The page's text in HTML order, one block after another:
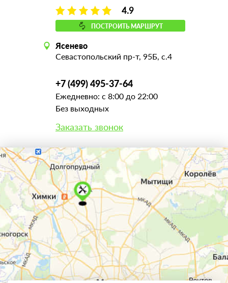
4.9
ПОСТРОИТЬ МАРШРУТ
Ясенево
Севастопольский пр-т, 95Б, с.4
+7 (499) 495-37-64
Ежедневно: с 8:00 до 22:00
Без выходных
Заказать звонок